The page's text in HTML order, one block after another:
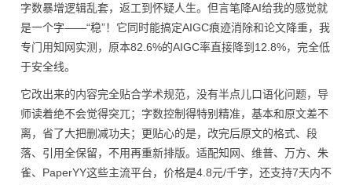
字数暴增逻辑乱套，返工到怀疑人生。但言笔降AI给我的感觉就
是一个字——“稳”！它同时能搞定AIGC痕迹消除和论文降重，我
专门用知网实测，原本82.6%的AIGC率直接降到12.8%，完全低
于安全线。
它改出来的内容完全贴合学术规范，没有半点儿口语化问题，导
师读着绝不会觉得突兀；字数控制得特别精准，基本和原文差不
离，省了大把删减功夫；更贴心的是，改完后原文的格式、段
落、引用全保留，不用再重新排版。适配知网、维普、万方、朱
雀、PaperYY这些主流平台，价格是4.8元/千字，还支持7天内不